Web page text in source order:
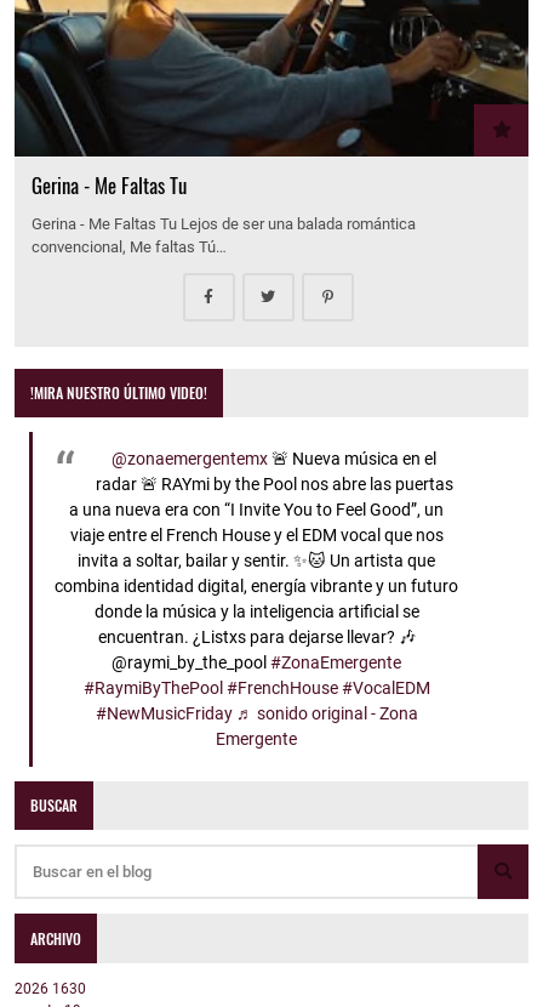
Gerina - Me Faltas Tu
Gerina - Me Faltas Tu Lejos de ser una balada romántica
convencional, Me faltas Tú…
!MIRA NUESTRO ÚLTIMO VIDEO!
@zonaemergentemx🚨 Nueva música en el
radar 🚨 RAYmi by the Pool nos abre las puertas
a una nueva era con “I Invite You to Feel Good”, un
viaje entre el French House y el EDM vocal que nos
invita a soltar, bailar y sentir. ✨🐱 Un artista que
combina identidad digital, energía vibrante y un futuro
donde la música y la inteligencia artificial se
encuentran. ¿Listxs para dejarse llevar? 🎶
@raymi_by_the_pool #ZonaEmergente
#RaymiByThePool #FrenchHouse #VocalEDM
#NewMusicFriday ♬ sonido original - Zona
Emergente
BUSCAR
ARCHIVO
2026 1630